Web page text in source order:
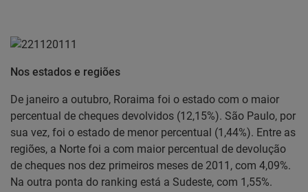
Nos estados e regiões
De janeiro a outubro, Roraima foi o estado com o maior
percentual de cheques devolvidos (12,15%). São Paulo, por
sua vez, foi o estado de menor percentual (1,44%). Entre as
regiões, a Norte foi a com maior percentual de devolução
de cheques nos dez primeiros meses de 2011, com 4,09%.
Na outra ponta do ranking está a Sudeste, com 1,55%.